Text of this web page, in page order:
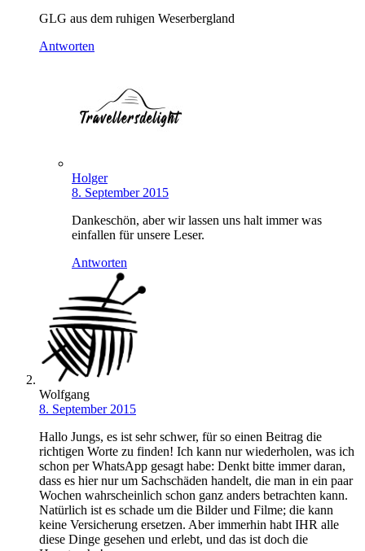
GLG aus dem ruhigen Weserbergland
Antworten
Holger
8. September 2015
Dankeschön, aber wir lassen uns halt immer was
einfallen für unsere Leser.
Antworten
Wolfgang
8. September 2015
Hallo Jungs, es ist sehr schwer, für so einen Beitrag die
richtigen Worte zu finden! Ich kann nur wiederholen, was ich
schon per WhatsApp gesagt habe: Denkt bitte immer daran,
dass es hier nur um Sachschäden handelt, die man in ein paar
Wochen wahrscheinlich schon ganz anders betrachten kann.
Natürlich ist es schade um die Bilder und Filme; die kann
keine Versicherung ersetzen. Aber immerhin habt IHR alle
diese Dinge gesehen und erlebt, und das ist doch die